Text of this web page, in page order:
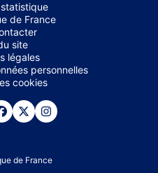
de France
site
légales
personnelles
cookies
de France